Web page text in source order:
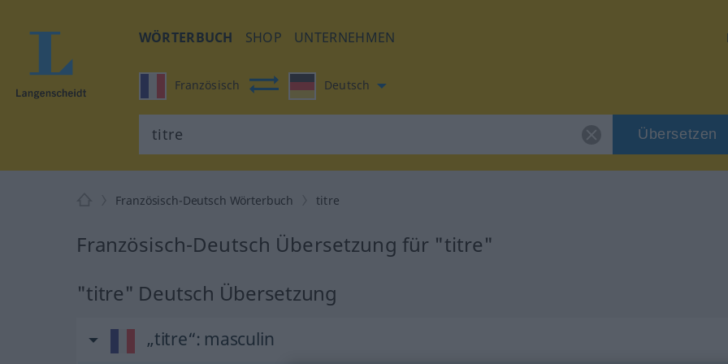
WÖRTERBUCH SHOP UNTERNEHMEN
Französisch Deutsch
Übersetzen
Französisch-Deutsch Wörterbuch titre
Französisch-Deutsch Übersetzung für "titre"
"titre" Deutsch Übersetzung
„titre“: masculin